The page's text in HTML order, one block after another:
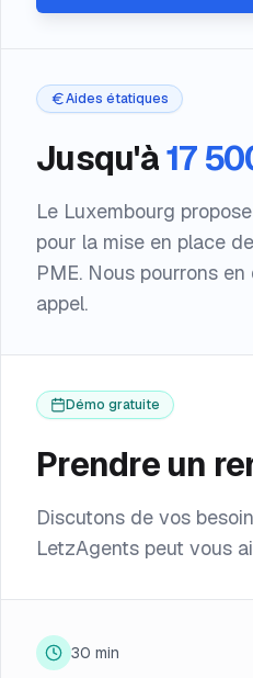
Aides étatiques
Jusqu'à17
Le Luxembourg
pour la mise en place
PME. Nous pourrons
appel.
Démo gratuite
Prendre un
Discutons de vos
LetzAgents peut vous
30 min